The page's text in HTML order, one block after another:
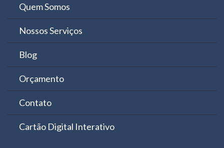
Quem Somos
Nossos Serviços
Blog
Orçamento
Contato
Cartão Digital Interativo